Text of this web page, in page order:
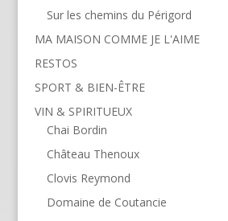
Sur les chemins du Périgord
MA MAISON COMME JE L'AIME
RESTOS
SPORT & BIEN-ÊTRE
VIN & SPIRITUEUX
Chai Bordin
Château Thenoux
Clovis Reymond
Domaine de Coutancie